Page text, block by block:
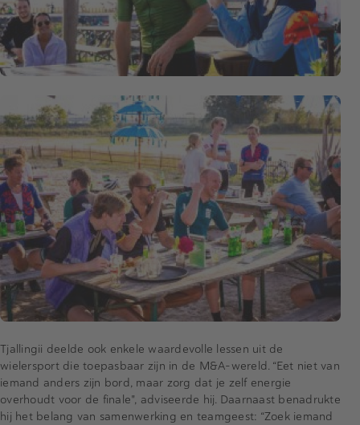
Tjallingii deelde ook enkele waardevolle lessen uit de
wielersport die toepasbaar zijn in de M&A-wereld. “Eet niet van
iemand anders zijn bord, maar zorg dat je zelf energie
overhoudt voor de finale", adviseerde hij. Daarnaast benadrukte
hij het belang van samenwerking en teamgeest: “Zoek iemand